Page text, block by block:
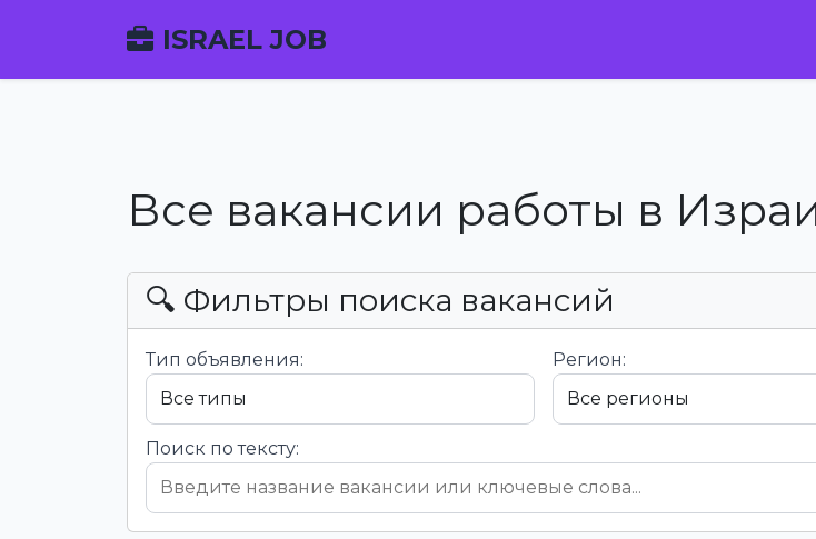
ISRAEL JOB
Все вакансии работы в
🔍 Фильтры поиска вакансий
Тип объявления: Регион:
Поиск по тексту: